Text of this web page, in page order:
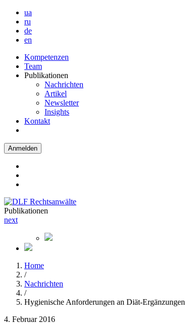
ua
ru
de
en
Kompetenzen
Team
Publikationen
Nachrichten
Artikel
Newsletter
Insights
Kontakt
Anmelden
Publikationen
next
Home
/
Nachrichten
/
Hygienische Anforderungen an Diät-Ergänzungen
4. Februar 2016